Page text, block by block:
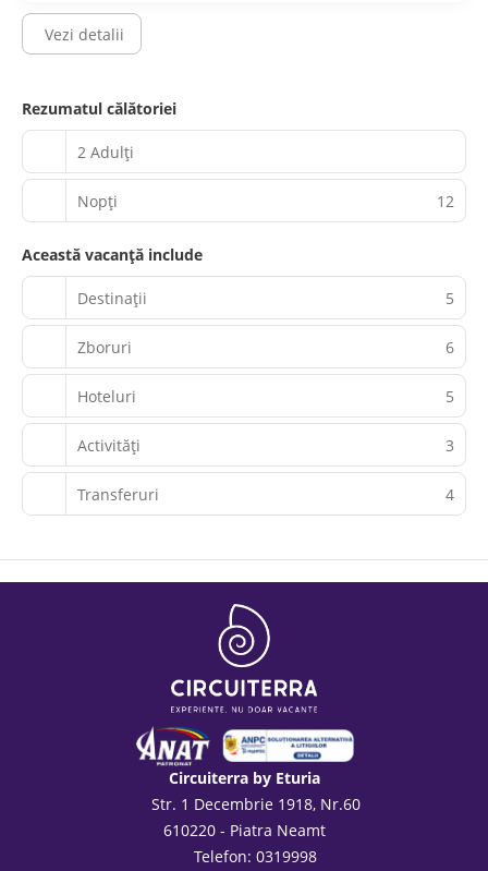
Vezi detalii
Rezumatul călătoriei
2 Adulți
Nopţi 12
Această vacanță include
Destinații 5
Zboruri 6
Hoteluri 5
Activităţi 3
Transferuri 4
Circuiterra by Eturia
Str. 1 Decembrie 1918, Nr.60
610220 - Piatra Neamt
Telefon: 0319998